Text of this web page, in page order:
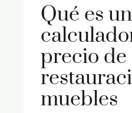
Qué es
precio de
muebles